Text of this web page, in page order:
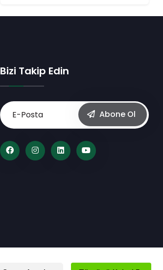
Bizi Takip Edin
Abone Ol